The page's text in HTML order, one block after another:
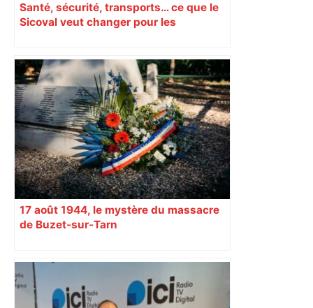
Santé, sécurité, transports… ce que le
Sicoval veut changer pour les
17 août 1944, le mystère du massacre
de Buzet-sur-Tarn